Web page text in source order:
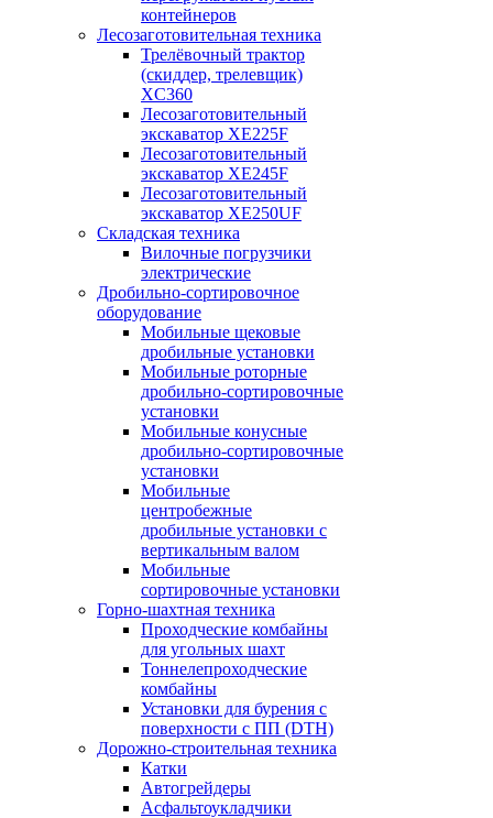
контейнеров
Лесозаготовительная техника
Трелёвочный трактор
(скиддер, трелевщик)
XC360
Лесозаготовительный
экскаватор XE225F
Лесозаготовительный
экскаватор XE245F
Лесозаготовительный
экскаватор XE250UF
Складская техника
Вилочные погрузчики
электрические
Дробильно-сортировочное
оборудование
Мобильные щековые
дробильные установки
Мобильные роторные
дробильно-сортировочные
установки
Мобильные конусные
дробильно-сортировочные
установки
Мобильные
центробежные
дробильные установки с
вертикальным валом
Мобильные
сортировочные установки
Горно-шахтная техника
Проходческие комбайны
для угольных шахт
Тоннелепроходческие
комбайны
Установки для бурения с
поверхности с ПП (DTH)
Дорожно-строительная техника
Катки
Автогрейдеры
Асфальтоукладчики